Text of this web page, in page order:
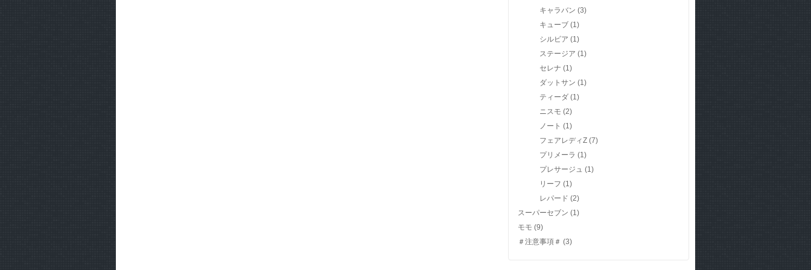
キャラバン (3)
キューブ (1)
シルビア (1)
ステージア (1)
セレナ (1)
ダットサン (1)
ティーダ (1)
ニスモ (2)
ノート (1)
フェアレディZ (7)
プリメーラ (1)
プレサージュ (1)
リーフ (1)
レパード (2)
スーパーセブン (1)
モモ (9)
＃注意事項＃ (3)